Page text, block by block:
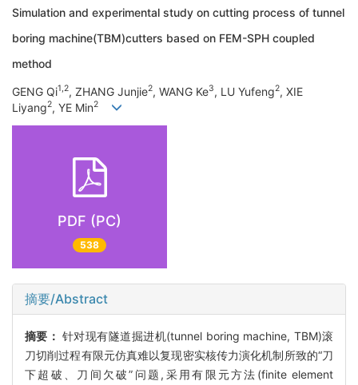
Simulation and experimental study on cutting process of tunnel
boring machine(TBM)cutters based on FEM-SPH coupled
method
GENG Qi1,2, ZHANG Junjie2, WANG Ke3, LU Yufeng2, XIE
Liyang2, YE Min2
PDF (PC)
538
摘要/Abstract
摘要： 针对现有隧道掘进机(tunnel boring machine, TBM)滚
刀切削过程有限元仿真难以复现密实核传力演化机制所致的“刀
下超破、刀间欠破”问题,采用有限元方法(finite element